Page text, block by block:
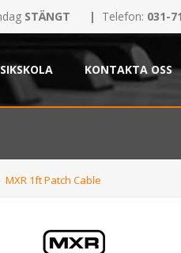
STÄNGT | Telefon: 031-
KONTAKTA OSS
MXR 1ft Patch Cable